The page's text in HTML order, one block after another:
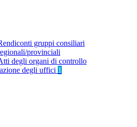
gruppi consiliari
provinciali
degli organi di controllo
degli uffici 1